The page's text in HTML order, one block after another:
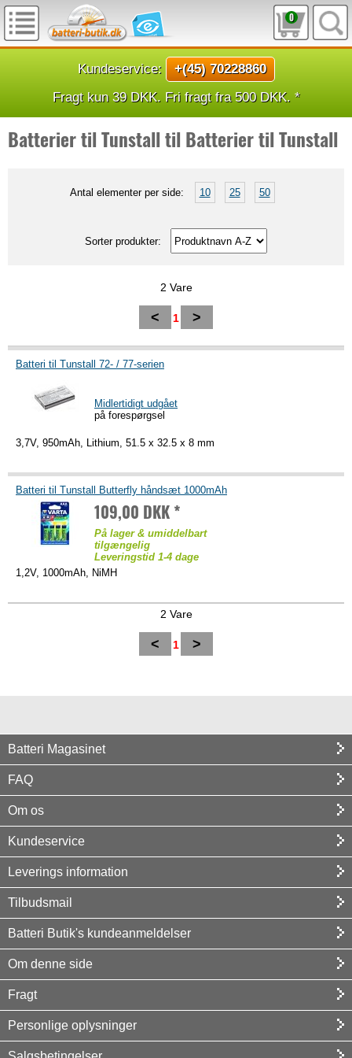
0
Kundeservice:
+(45) 70228860
Fragt kun 39 DKK. Fri fragt fra 500 DKK. *
Batterier til Tunstall til Batterier til Tunstall
Antal elementer per side: 10 25 50
Sorter produkter:
2 Vare
< 1 >
Batteri til Tunstall 72- / 77-serien
Midlertidigt udgået
på forespørgsel
3,7V, 950mAh, Lithium, 51.5 x 32.5 x 8 mm
Batteri til Tunstall Butterfly håndsæt 1000mAh
109,00 DKK *
På lager & umiddelbart
tilgængelig
Leveringstid 1-4 dage
1,2V, 1000mAh, NiMH
2 Vare
< 1 >
Batteri Magasinet
FAQ
Om os
Kundeservice
Leverings information
Tilbudsmail
Batteri Butik's kundeanmeldelser
Om denne side
Fragt
Personlige oplysninger